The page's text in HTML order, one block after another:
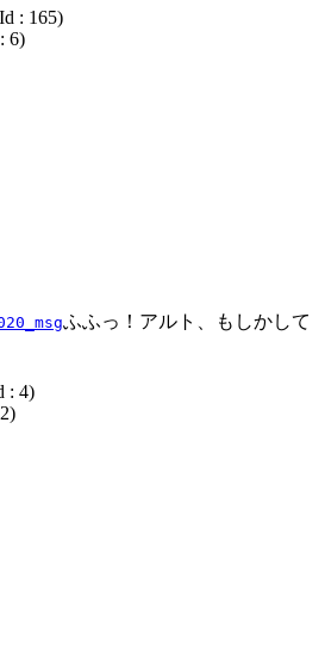
: 165)
6)
ふふっ！アルト、もしかして
: 4)